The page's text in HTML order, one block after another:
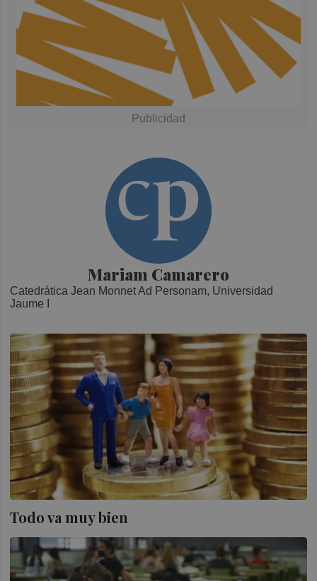
Mariam Camarero
Catedrática Jean Monnet Ad Personam, Universidad
Jaume I
Todo va muy bien